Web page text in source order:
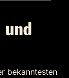
bekanntesten